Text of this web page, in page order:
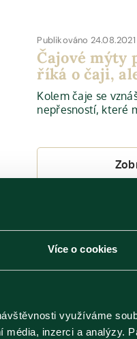
Více o cookies
využíváme
inzerci a analýzy.
Publikováno 24.08.2021
Čajové mýty
říká o čaji,
Kolem čaje se
nepřesností, které